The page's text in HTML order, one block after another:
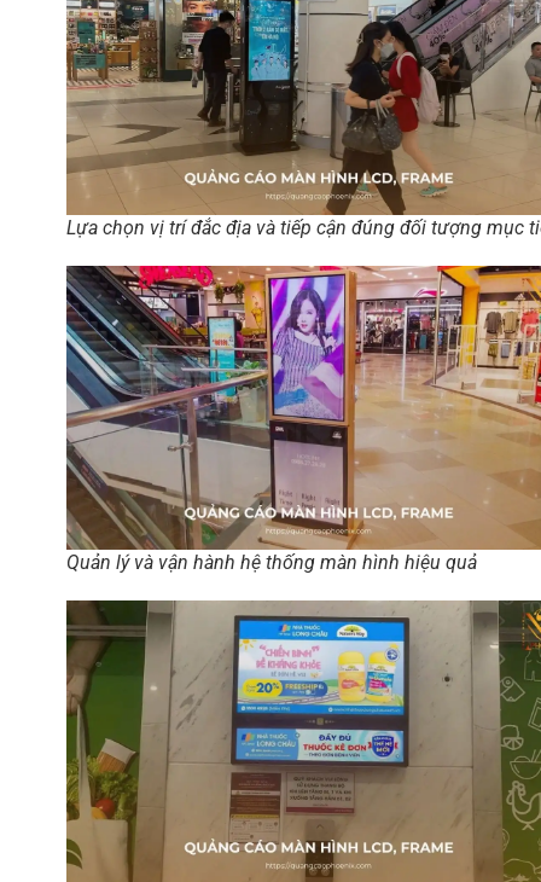
Lựa chọn vị trí đắc địa và tiếp cận đúng đối tượng mục
Quản lý và vận hành hệ thống màn hình hiệu quả